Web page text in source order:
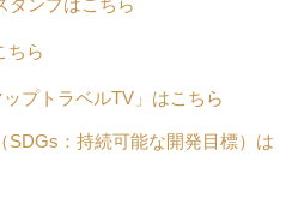
タンプはこちら
ちら
プトラベルTV」はこちら
SDGs：持続可能な開発目標）は